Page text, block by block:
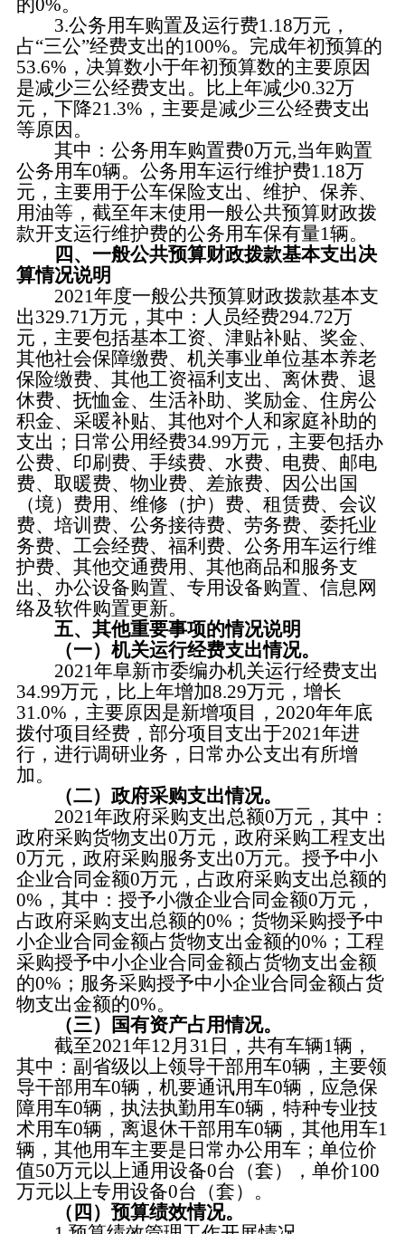
的0%。
3.公务用车购置及运行费1.18万元，
占“三公”经费支出的100%。完成年初预算的
53.6%，决算数小于年初预算数的主要原因
是减少三公经费支出。比上年减少0.32万
元，下降21.3%，主要是减少三公经费支出
等原因。
其中：公务用车购置费0万元,当年购置
公务用车0辆。公务用车运行维护费1.18万
元，主要用于公车保险支出、维护、保养、
用油等，截至年末使用一般公共预算财政拨
款开支运行维护费的公务用车保有量1辆。
四、一般公共预算财政拨款基本支出决
算情况说明
2021年度一般公共预算财政拨款基本支
出329.71万元，其中：人员经费294.72万
元，主要包括基本工资、津贴补贴、奖金、
其他社会保障缴费、机关事业单位基本养老
保险缴费、其他工资福利支出、离休费、退
休费、抚恤金、生活补助、奖励金、住房公
积金、采暖补贴、其他对个人和家庭补助的
支出；日常公用经费34.99万元，主要包括办
公费、印刷费、手续费、水费、电费、邮电
费、取暖费、物业费、差旅费、因公出国
（境）费用、维修（护）费、租赁费、会议
费、培训费、公务接待费、劳务费、委托业
务费、工会经费、福利费、公务用车运行维
护费、其他交通费用、其他商品和服务支
出、办公设备购置、专用设备购置、信息网
络及软件购置更新。
五、其他重要事项的情况说明
（一）机关运行经费支出情况。
2021年阜新市委编办机关运行经费支出
34.99万元，比上年增加8.29万元，增长
31.0%，主要原因是新增项目，2020年年底
拨付项目经费，部分项目支出于2021年进
行，进行调研业务，日常办公支出有所增
加。
（二）政府采购支出情况。
2021年政府采购支出总额0万元，其中：
政府采购货物支出0万元，政府采购工程支出
0万元，政府采购服务支出0万元。授予中小
企业合同金额0万元，占政府采购支出总额的
0%，其中：授予小微企业合同金额0万元，
占政府采购支出总额的0%；货物采购授予中
小企业合同金额占货物支出金额的0%；工程
采购授予中小企业合同金额占货物支出金额
的0%；服务采购授予中小企业合同金额占货
物支出金额的0%。
（三）国有资产占用情况。
截至2021年12月31日，共有车辆1辆，
其中：副省级以上领导干部用车0辆，主要领
导干部用车0辆，机要通讯用车0辆，应急保
障用车0辆，执法执勤用车0辆，特种专业技
术用车0辆，离退休干部用车0辆，其他用车1
辆，其他用车主要是日常办公用车；单位价
值50万元以上通用设备0台（套），单价100
万元以上专用设备0台（套）。
（四）预算绩效情况。